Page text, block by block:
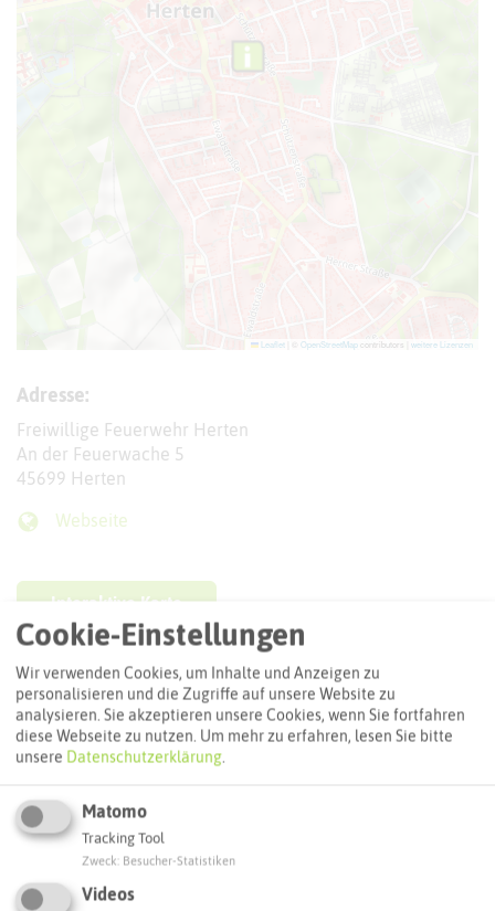
Leaflet OpenStreetMapcontributors | weitere Lizenzen
Adresse:
Freiwillige Feuerwehr Herten
An der Feuerwache 5
45699 Herten
Webseite
Interaktive Karte
Routenplanung zum Ziel:
ÖPNV-Route finden
Autoroute finden
ATTRAKTIONEN IN DER UMGEBUNG
Cookie-Einstellungen
Wir verwenden Cookies, um Inhalte und Anzeigen zu
personalisieren und die Zugriffe auf unsere Website zu
analysieren. Sie akzeptieren unsere Cookies, wenn Sie fortfahren
diese Webseite zu nutzen. Um mehr zu erfahren, lesen Sie bitte
unsere Datenschutzerklärung.
Matomo
Tracking Tool
Zweck Besucher-Statistiken
Videos